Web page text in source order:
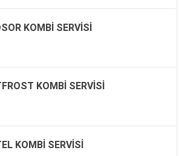
KOMBI SERVISI
KOMBI SERVISI
KOMBI SERVISI